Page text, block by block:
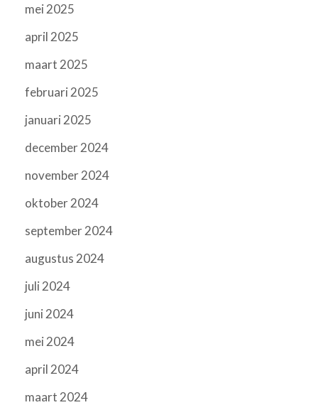
mei 2025
april 2025
maart 2025
februari 2025
januari 2025
december 2024
november 2024
oktober 2024
september 2024
augustus 2024
juli 2024
juni 2024
mei 2024
april 2024
maart 2024